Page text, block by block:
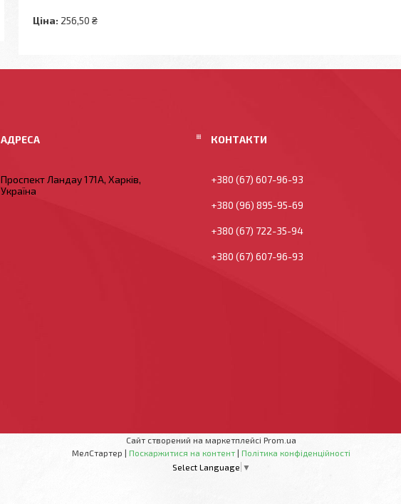
Ціна: 256,50 ₴
Проспект Ландау 171А, Харків,
Україна
+380 (67) 607-96-93
+380 (96) 895-95-69
+380 (67) 722-35-94
+380 (67) 607-96-93
Сайт створений на маркетплейсі Prom.ua
МелСтартер | Поскаржитися на контент | Політика конфіденційності
Select Language ▼